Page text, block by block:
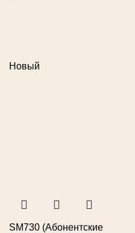
Новый
SM730 (Абонентские